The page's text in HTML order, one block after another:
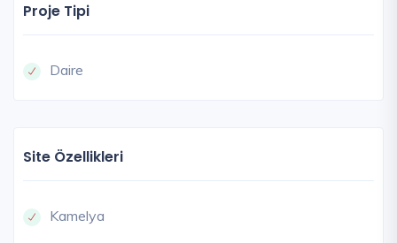
Proje Tipi
Daire
Site Özellikleri
Kamelya